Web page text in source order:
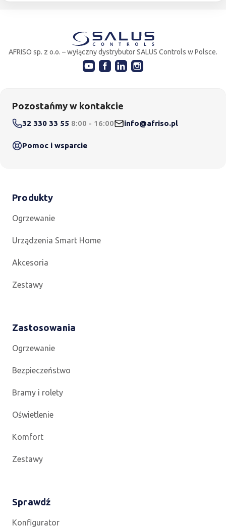
AFRISO sp. z o.o. – wyłączny dystrybutor SALUS Controls w Polsce.
Pozostańmy w kontakcie
32 330 33 55 8:00 - 16:00 info@afriso.pl
Pomoc i wsparcie
Produkty
Ogrzewanie
Urządzenia Smart Home
Akcesoria
Zestawy
Zastosowania
Ogrzewanie
Bezpieczeństwo
Bramy i rolety
Oświetlenie
Komfort
Zestawy
Sprawdź
Konfigurator